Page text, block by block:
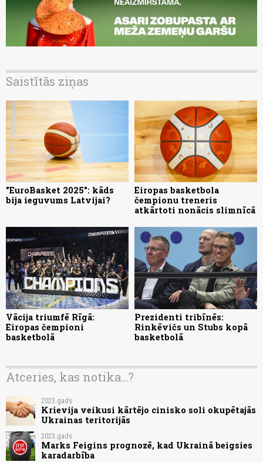
Saistītās ziņas
"EuroBasket 2025": kāds
bija ieguvums Latvijai?
Eiropas basketbola
čempionu treneris
atkārtoti nonācis slimnīcā
Vācija triumfē Rīgā:
Eiropas čempioni
basketbolā
Prezidenti tribīnēs:
Rinkēvičs un Stubs kopā
basketbolā
Atceries, kas notika...?
2023.gads
Krievija veikusi kārtējo cinisko soli okupētajās
Ukrainas teritorijās
2023.gads
Marks Feigins prognozē, kad Ukrainā beigsies
karadarbība